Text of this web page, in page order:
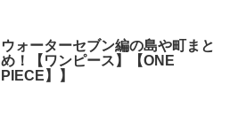
ウォーターセブン編の島や町まと
め！【ワンピース】【ONE
PIECE】】